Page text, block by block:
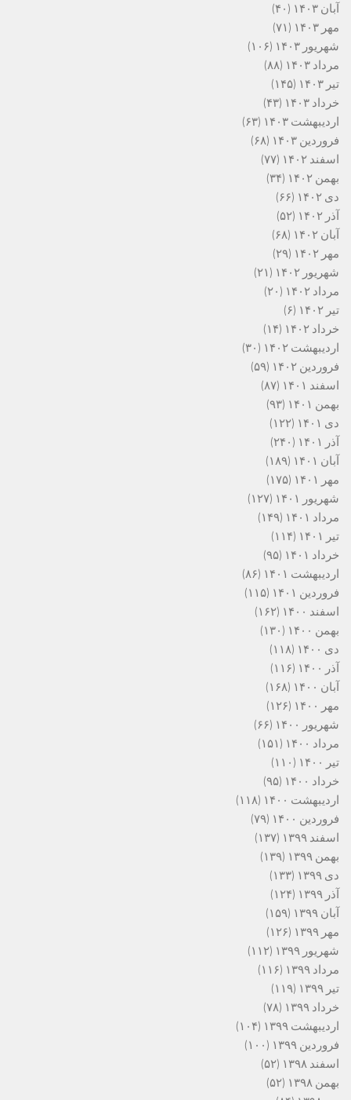
آبان ۱۴۰۳
(۴۰)
مهر ۱۴۰۳
(۷۱)
شهریور ۱۴۰۳
(۱۰۶)
مرداد ۱۴۰۳
(۸۸)
تیر ۱۴۰۳
(۱۴۵)
خرداد ۱۴۰۳
(۴۳)
اردیبهشت ۱۴۰۳
(۶۳)
فروردین ۱۴۰۳
(۶۸)
اسفند ۱۴۰۲
(۷۷)
بهمن ۱۴۰۲
(۳۴)
دی ۱۴۰۲
(۶۶)
آذر ۱۴۰۲
(۵۲)
آبان ۱۴۰۲
(۶۸)
مهر ۱۴۰۲
(۲۹)
شهریور ۱۴۰۲
(۲۱)
مرداد ۱۴۰۲
(۲۰)
تیر ۱۴۰۲
(۶)
خرداد ۱۴۰۲
(۱۴)
اردیبهشت ۱۴۰۲
(۳۰)
فروردین ۱۴۰۲
(۵۹)
اسفند ۱۴۰۱
(۸۷)
بهمن ۱۴۰۱
(۹۳)
دی ۱۴۰۱
(۱۲۲)
آذر ۱۴۰۱
(۲۴۰)
آبان ۱۴۰۱
(۱۸۹)
مهر ۱۴۰۱
(۱۷۵)
شهریور ۱۴۰۱
(۱۲۷)
مرداد ۱۴۰۱
(۱۴۹)
تیر ۱۴۰۱
(۱۱۴)
خرداد ۱۴۰۱
(۹۵)
اردیبهشت ۱۴۰۱
(۸۶)
فروردین ۱۴۰۱
(۱۱۵)
اسفند ۱۴۰۰
(۱۶۲)
بهمن ۱۴۰۰
(۱۳۰)
دی ۱۴۰۰
(۱۱۸)
آذر ۱۴۰۰
(۱۱۶)
آبان ۱۴۰۰
(۱۶۸)
مهر ۱۴۰۰
(۱۲۶)
شهریور ۱۴۰۰
(۶۶)
مرداد ۱۴۰۰
(۱۵۱)
تیر ۱۴۰۰
(۱۱۰)
خرداد ۱۴۰۰
(۹۵)
اردیبهشت ۱۴۰۰
(۱۱۸)
فروردین ۱۴۰۰
(۷۹)
اسفند ۱۳۹۹
(۱۳۷)
بهمن ۱۳۹۹
(۱۳۹)
دی ۱۳۹۹
(۱۳۳)
آذر ۱۳۹۹
(۱۲۴)
آبان ۱۳۹۹
(۱۵۹)
مهر ۱۳۹۹
(۱۲۶)
شهریور ۱۳۹۹
(۱۱۲)
مرداد ۱۳۹۹
(۱۱۶)
تیر ۱۳۹۹
(۱۱۹)
خرداد ۱۳۹۹
(۷۸)
اردیبهشت ۱۳۹۹
(۱۰۴)
فروردین ۱۳۹۹
(۱۰۰)
اسفند ۱۳۹۸
(۵۲)
بهمن ۱۳۹۸
(۵۲)